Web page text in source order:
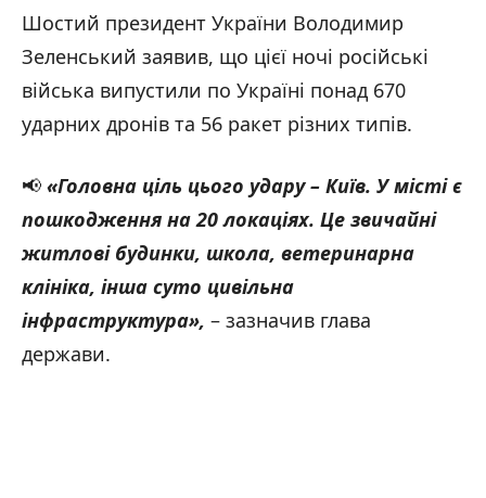
Фото: наслідки російської масованої атаки на Київщину / ДСНС України /
Фото: наслідки російської масованої атаки на Київщину / ДСНС України /
14.05.2026
Фото: наслідки російської масованої атаки на Київщину / ДСНС України /
14.05.2026
Шостий президент України Володимир
Зеленський заявив, що цієї ночі російські
війська випустили по Україні понад 670
ударних дронів та 56 ракет різних типів.
📢 «Головна ціль цього удару – Київ. У місті є
пошкодження на 20 локаціях. Це звичайні
житлові будинки, школа, ветеринарна
клініка, інша суто цивільна
інфраструктура», – зазначив глава
держави.